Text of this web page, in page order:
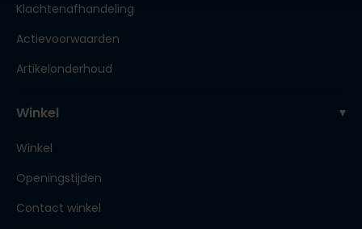
Klachtenafhandeling
Actievoorwaarden
Artikelonderhoud
Winkel
Winkel
Openingstijden
Contact winkel